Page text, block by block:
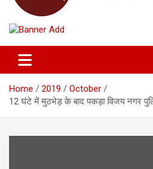
Home 2019
October
12 घंटे में मुठभेड़ के बाद पकड़ा विजय नगर